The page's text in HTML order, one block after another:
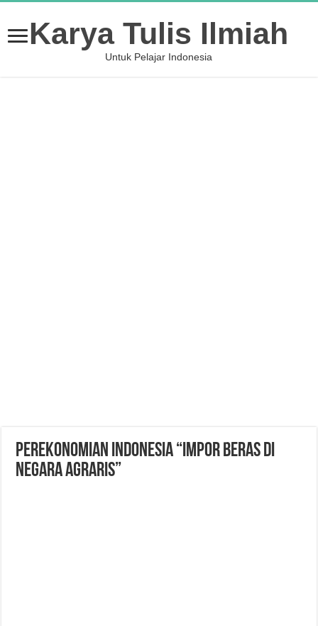
Karya Tulis Ilmiah
Untuk Pelajar Indonesia
PEREKONOMIAN INDONESIA “IMPOR BERAS DI
NEGARA AGRARIS”